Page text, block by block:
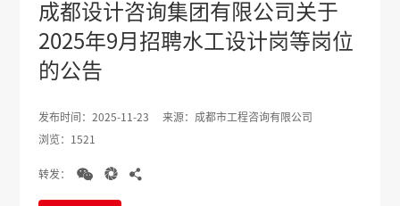
成都设计咨询集团有限公司关于
2025年9月招聘水工设计岗等岗位
的公告
发布时间：2025-11-23 来源：成都市工程咨询有限公司
浏览：1521
转发：   